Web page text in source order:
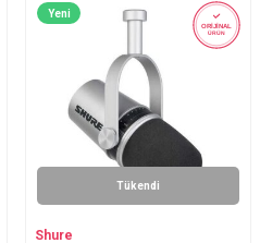
Yeni
Tükendi
ORİJİNAL
ÜRÜN
Shure